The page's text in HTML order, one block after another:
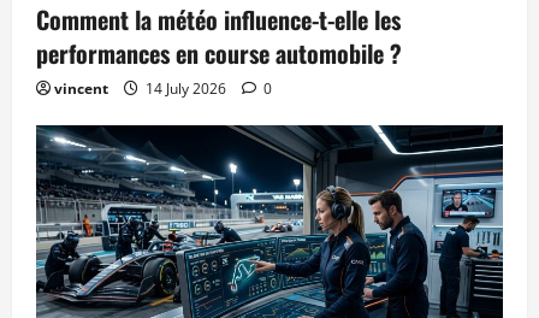
Comment la météo influence-t-elle les
performances en course automobile ?
vincent 14 July 2026 0